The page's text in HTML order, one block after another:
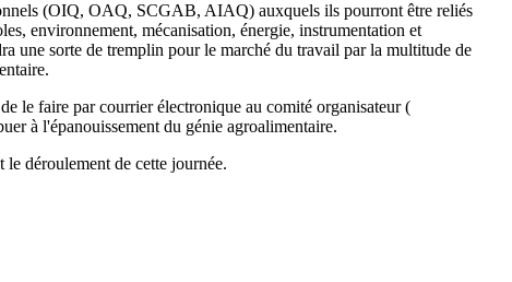
(OIQ, OAQ, SCGAB, AIAQ) auxquels ils pourront être reliés
environnement, mécanisation, énergie, instrumentation et
une sorte de tremplin pour le marché du travail par la multitude de
le faire par courrier électronique au comité organisateur (
à l'épanouissement du génie agroalimentaire.
déroulement de cette journée.